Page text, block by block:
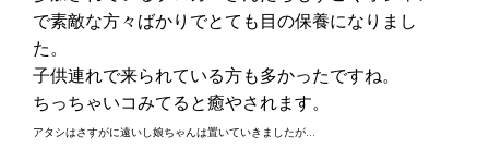
で素敵な方々ばかりでとても目の保養になりまし
た。
子供連れで来られている方も多かったですね。
ちっちゃいコみてると癒やされます。
アタシはさすがに遠いし娘ちゃんは置いていきましたが…